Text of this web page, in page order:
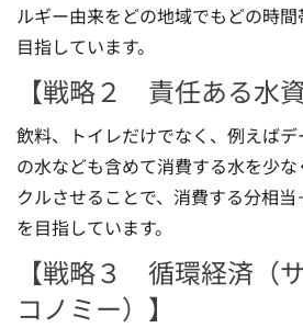
ルギー由来をどの地域でもどの時
目指しています。
【戦略２ 責任ある水資
飲料、トイレだけでなく、例えば
の水なども含めて消費する水を少
クルさせることで、消費する分相
を目指しています。
【戦略３ 循環経済（
コノミー）】